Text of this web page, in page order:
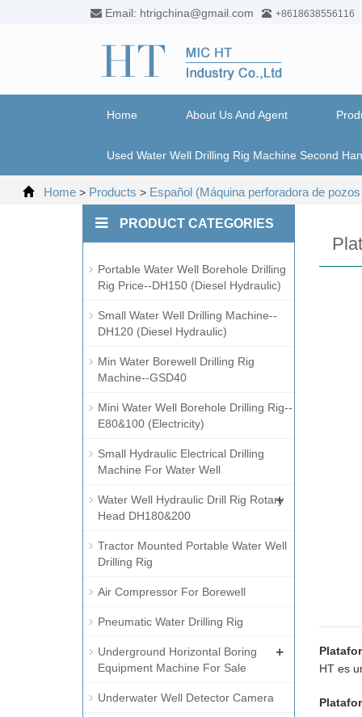
Email: htrigchina@gmail.com +8618638556116
Home About Us And Agent
Used Water Well Drilling Rig Machine Second
Home > Products > Español (Máquina perforadora de
HT es
PRODUCT CATEGORIES
Portable Water Well Borehole Drilling
Rig Price--DH150 (Diesel Hydraulic)
Small Water Well Drilling Machine--
DH120 (Diesel Hydraulic)
Min Water Borewell Drilling Rig
Machine--GSD40
Mini Water Well Borehole Drilling Rig--
E80&100 (Electricity)
Small Hydraulic Electrical Drilling
Machine For Water Well
Water Well Hydraulic Drill Rig Rotary
Head DH180&200
+
Tractor Mounted Portable Water Well
Drilling Rig
Air Compressor For Borewell
Pneumatic Water Drilling Rig
Underground Horizontal Boring
Equipment Machine For Sale
+
Underwater Well Detector Camera